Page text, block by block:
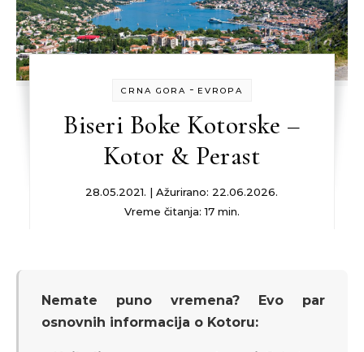
CRNA GORA - EVROPA
Biseri Boke Kotorske –
Kotor & Perast
28.05.2021. | Ažurirano: 22.06.2026.
Vreme čitanja: 17 min.
Nemate puno vremena? Evo par
osnovnih informacija o Kotoru: